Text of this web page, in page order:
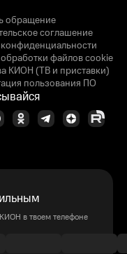
обращение
соглашение
файлов cookie
КИОН (ТВ и приставки)
пользования ПО
в твоем телефоне